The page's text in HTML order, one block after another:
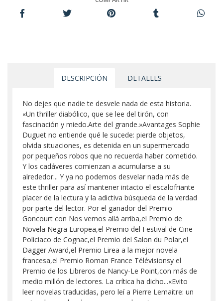
DESCRIPCIÓN DETALLES
No dejes que nadie te desvele nada de esta historia.
«Un thriller diabólico, que se lee del tirón, con
fascinación y miedo.Arte del grande.»Avantages Sophie
Duguet no entiende qué le sucede: pierde objetos,
olvida situaciones, es detenida en un supermercado
por pequeños robos que no recuerda haber cometido.
Y los cadáveres comienzan a acumularse a su
alrededor... Y ya no podemos desvelar nada más de
este thriller para así mantener intacto el escalofriante
placer de la lectura y la adictiva búsqueda de la verdad
por parte del lector. Por el ganador del Premio
Goncourt con Nos vemos allá arriba,el Premio de
Novela Negra Europea,el Premio del Festival de Cine
Policiaco de Cognac,el Premio del Salon du Polar,el
Dagger Award,el Premio Lirea a la mejor novela
francesa,el Premio Roman France Télévisionsy el
Premio de los Libreros de Nancy-Le Point,con más de
medio millón de lectores. La crítica ha dicho...«Evito
leer novelas traducidas, pero leí a Pierre Lemaitre: un